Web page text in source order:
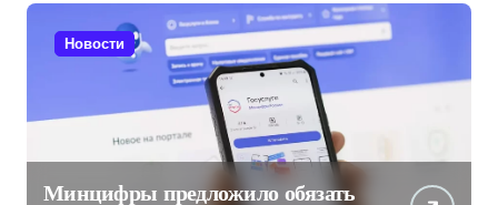
Новости
Минцифры предложило обязать